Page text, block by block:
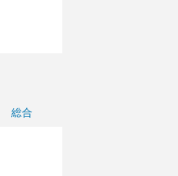
総合